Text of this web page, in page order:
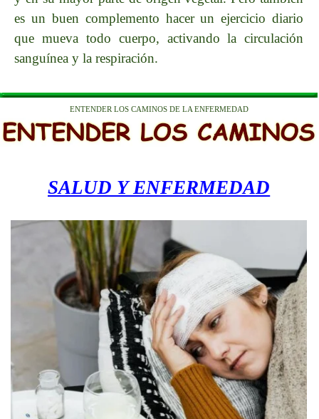
es un buen complemento hacer un ejercicio diario
que mueva todo cuerpo, activando la circulación
sanguínea y la respiración.
ENTENDER LOS CAMINOS DE LA ENFERMEDAD
SALUD Y ENFERMEDAD